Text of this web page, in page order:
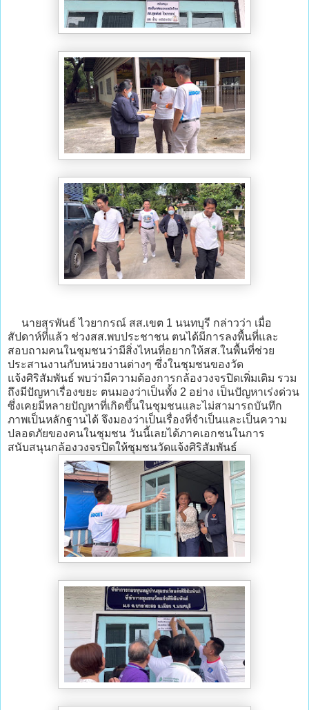
นายสุรพันธ์ ไวยากรณ์ สส.เขต 1 นนทบุรี กล่าวว่า เมื่อ
สัปดาห์ที่แล้ว ช่วงสส.พบประชาชน ตนได้มีการลงพื้นที่และ
สอบถามคนในชุมชนว่ามีสิ่งไหนที่อยากให้สส.ในพื้นที่ช่วย
ประสานงานกับหน่วยงานต่างๆ ซึ่งในชุมชนของวัด
แจ้งศิริสัมพันธ์ พบว่ามีความต้องการกล้องวงจรปิดเพิ่มเติม รวม
ถึงมีปัญหาเรื่องขยะ ตนมองว่าเป็นทั้ง 2 อย่าง เป็นปัญหาเร่งด่วน
ซึ่งเคยมีหลายปัญหาที่เกิดขึ้นในชุมชนและไม่สามารถบันทึก
ภาพเป็นหลักฐานได้ จึงมองว่าเป็นเรื่องที่จำเป็นและเป็นความ
ปลอดภัยของคนในชุมชน วันนี้เลยได้ภาคเอกชนในการ
สนับสนุนกล้องวงจรปิดให้ชุมชนวัดแจ้งศิริสัมพันธ์